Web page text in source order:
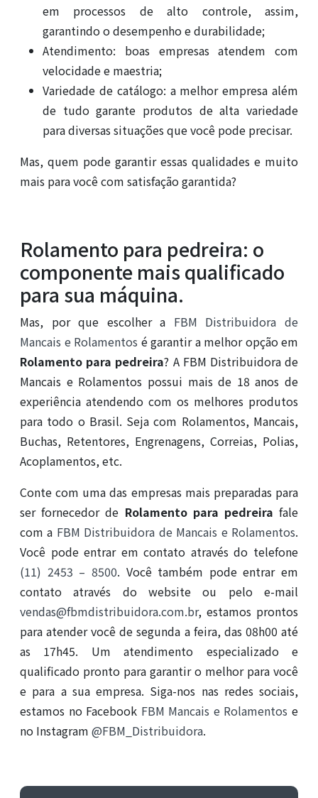
em processos de alto controle, assim,
garantindo o desempenho e durabilidade;
Atendimento: boas empresas atendem com
velocidade e maestria;
Variedade de catálogo: a melhor empresa além
de tudo garante produtos de alta variedade
para diversas situações que você pode precisar.
Mas, quem pode garantir essas qualidades e muito
mais para você com satisfação garantida?
Rolamento para pedreira: o
componente mais qualificado
para sua máquina.
Mas, por que escolher a FBM Distribuidora de
Mancais e Rolamentos é garantir a melhor opção em
Rolamento para pedreira? A FBM Distribuidora de
Mancais e Rolamentos possui mais de 18 anos de
experiência atendendo com os melhores produtos
para todo o Brasil. Seja com Rolamentos, Mancais,
Buchas, Retentores, Engrenagens, Correias, Polias,
Acoplamentos, etc.
Conte com uma das empresas mais preparadas para
ser fornecedor de Rolamento para pedreira fale
com a FBM Distribuidora de Mancais e Rolamentos.
Você pode entrar em contato através do telefone
(11) 2453 – 8500. Você também pode entrar em
contato através do website ou pelo e-mail
vendas@fbmdistribuidora.com.br, estamos prontos
para atender você de segunda a feira, das 08h00 até
as 17h45. Um atendimento especializado e
qualificado pronto para garantir o melhor para você
e para a sua empresa. Siga-nos nas redes sociais,
estamos no Facebook FBM Mancais e Rolamentos e
no Instagram @FBM_Distribuidora.